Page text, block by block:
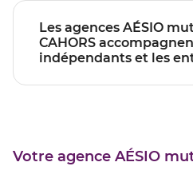
Les agences AÉSIO mutuelle de
CAHORS
indépendants et les
Votre agence AÉSIO